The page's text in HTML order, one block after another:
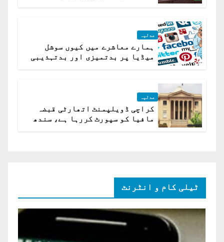
عدلیہ
ہمارے معاشرے میں کیوں سوشل
میڈیا پر بدتمیزی اور بدتہذیبی
عدلیہ
کراچی ڈویلپمنٹ اتھارٹی قبضہ
مافیا کو سپورٹ کررہا ہے، سندھ
ٹیلی کام و انٹرنٹ